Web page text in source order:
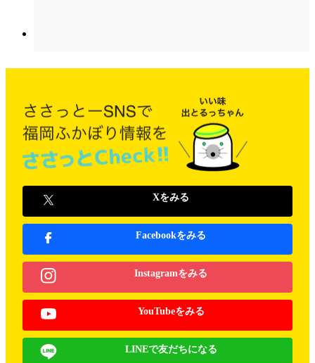
Xをみる
Facebookをみる
Instagramをみる
YouTubeをみる
LINEで友だちになる